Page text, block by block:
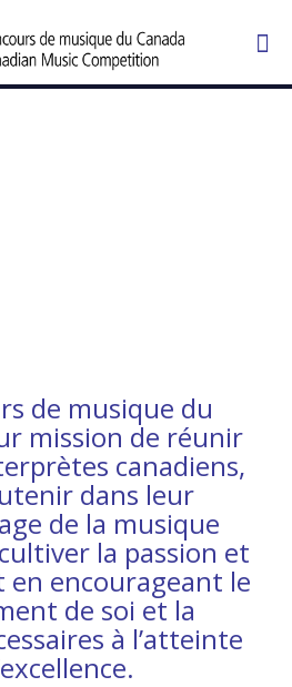
de musique du
mission de réunir
canadiens,
dans leur
de la musique
la passion et
encourageant le
de soi et la
à l’atteinte